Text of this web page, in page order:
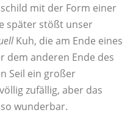
mit der Form einer
später stößt unser
Kuh, die am Ende eines
dem anderen Ende des
Seil ein großer
zufällig, aber das
so wunderbar.